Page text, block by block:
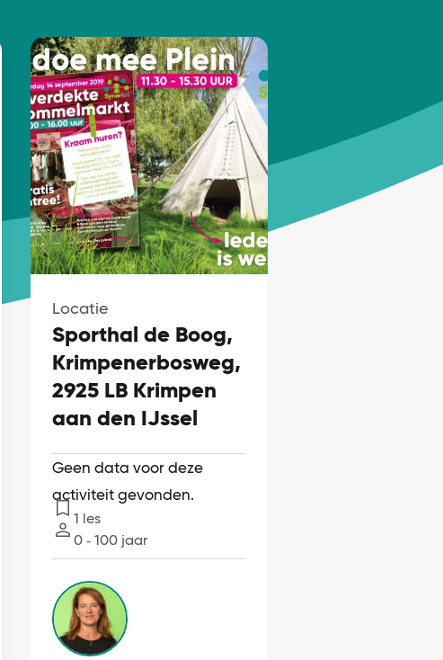
Locatie
Sporthal de Boog,
Krimpenerbosweg,
2925 LB Krimpen
aan den IJssel
Geen data voor deze
activiteit gevonden.
Lessen
1 les
Leeftijd
0 ‐ 100 jaar